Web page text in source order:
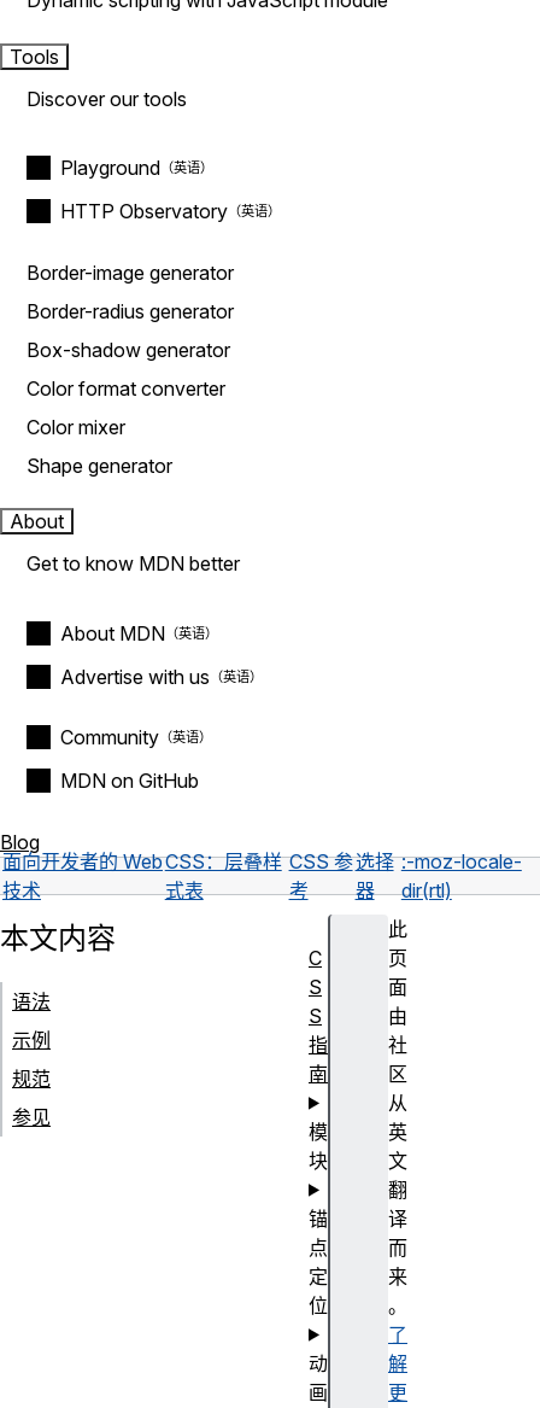
Tools
Discover our tools
Playground
HTTP Observatory
Border-image generator
Border-radius generator
Box-shadow generator
Color format converter
Color mixer
Shape generator
About
Get to know MDN better
About MDN
Advertise with us
Community
MDN on GitHub
Blog
面向开发者的 Web
技术
CSS：层叠样
式表
CSS 参
考
选择
器
:-moz-locale-
dir(rtl)
此
页
面
由
社
区
从
英
文
翻
译
而
来
。
了
解
更
本文内容
语法
示例
规范
参见
C
S
S
指
南
模
块
锚
点
定
位
动
画